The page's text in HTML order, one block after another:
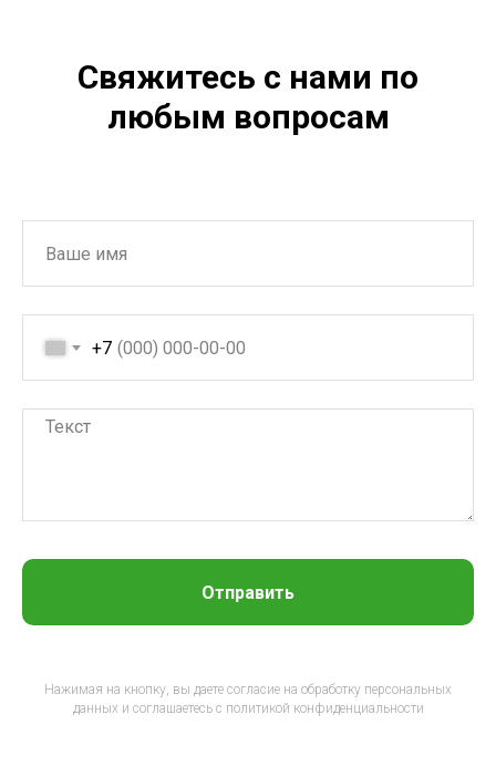
Свяжитесь с нами по
любым вопросам
+7
Отправить
Нажимая на кнопку, вы даете согласие на обработку персональных
данных и соглашаетесь c политикой конфиденциальности